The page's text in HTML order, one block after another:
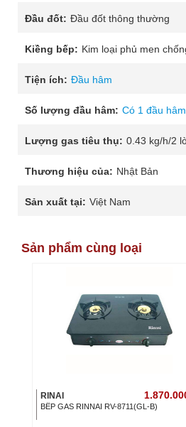
Đầu đốt: Đầu đốt thông thường
Kiềng bếp: Kim loại phủ men
Tiện ích: Đầu hâm
Số lượng đầu hâm: Có 1 đầu hâm
Lượng gas tiêu thụ: 0.43 kg/h/2
Thương hiệu của: Nhật Bản
Sản xuất tại: Việt Nam
Sản phẩm cùng loại
RINAI
BẾP GAS RINNAI RV-8711(GL-B)